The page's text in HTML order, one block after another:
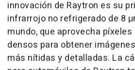
innovación de Raytron es su
infrarrojo no refrigerado de 8
mundo, que aprovecha
densos para obtener
más nítidas y detalladas. La